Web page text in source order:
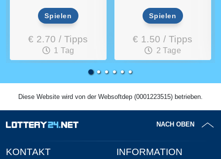
Spielen
€ 2.70 / Tipps
1 Tag
Spielen
€ 1.50 / Tipps
2 Tage
Diese Website wird von der Websoftdep (0001223515) betrieben.
NACH OBEN
KONTAKT INFORMATION